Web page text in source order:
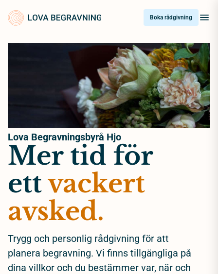
content
Boka rådgivning
Lova Begravningsbyrå Hjo
Mer tid för
ettvackert
avsked.
Trygg och personlig rådgivning för att
planera begravning. Vi finns tillgängliga på
dina villkor och du bestämmer var, när och